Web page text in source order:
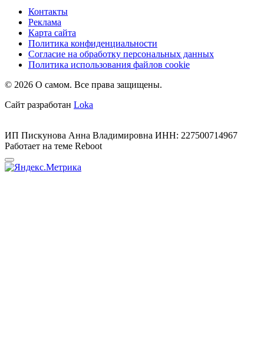
Контакты
Реклама
Карта сайта
Политика конфиденциальности
Согласие на обработку персональных данных
Политика использования файлов cookie
© 2026 О самом. Все права защищены.
Сайт разработан Loka
ИП Пискунова Анна Владимировна ИНН: 227500714967
Работает на теме Reboot